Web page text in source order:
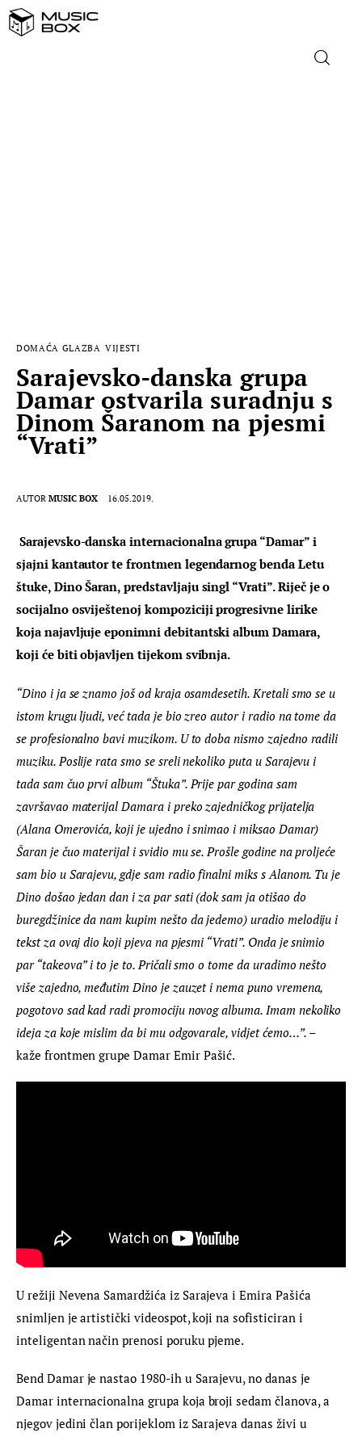
DOMAĆA GLAZBA VIJESTI
Sarajevsko-danska grupa
Damar ostvarila suradnju s
Dinom Šaranom na pjesmi
“Vrati”
AUTOR MUSIC BOX 16.05.2019.
sjajni kantautor te frontmen legendarnog benda Letu
štuke, Dino Šaran, predstavljaju singl “Vrati”. Riječ je o
socijalno osviještenoj kompoziciji progresivne lirike
koja najavljuje eponimni debitantski album Damara,
koji će biti objavljen tijekom svibnja.
“Dino i ja se znamo još od kraja osamdesetih. Kretali smo se u
istom krugu ljudi, već tada je bio zreo autor i radio na tome da
se profesionalno bavi muzikom. U to doba nismo zajedno radili
muziku. Poslije rata smo se sreli nekoliko puta u Sarajevu i
tada sam čuo prvi album “Štuka”. Prije par godina sam
završavao materijal Damara i preko zajedničkog prijatelja
(Alana Omerovića, koji je ujedno i snimao i miksao Damar)
Šaran je čuo materijal i svidio mu se. Prošle godine na proljeće
sam bio u Sarajevu, gdje sam radio finalni miks s Alanom. Tu je
Dino došao jedan dan i za par sati (dok sam ja otišao do
buregdžinice da nam kupim nešto da jedemo) uradio melodiju i
tekst za ovaj dio koji pjeva na pjesmi “Vrati”. Onda je snimio
par “takeova” i to je to. Pričali smo o tome da uradimo nešto
više zajedno, međutim Dino je zauzet i nema puno vremena,
pogotovo sad kad radi promociju novog albuma. Imam nekoliko
ideja za koje mislim da bi mu odgovarale, vidjet ćemo…”. –
kaže frontmen grupe Damar Emir Pašić.
U režiji Nevena Samardžića iz Sarajeva i Emira Pašića
snimljen je artistički videospot, koji na sofisticiran i
inteligentan način prenosi poruku pjeme.
Bend Damar je nastao 1980-ih u Sarajevu, no danas je
Damar internacionalna grupa koja broji sedam članova, a
njegov jedini član porijeklom iz Sarajeva danas živi u